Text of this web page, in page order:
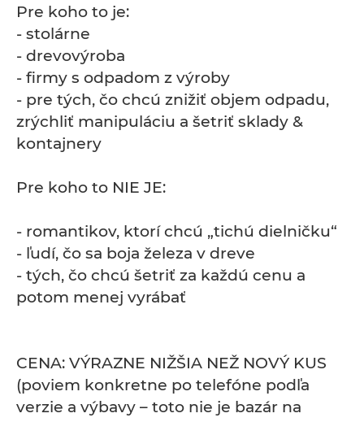
Pre koho to je:
- stolárne
- drevovýroba
- firmy s odpadom z výroby
- pre tých, čo chcú znižiť objem odpadu,
zrýchliť manipuláciu a šetriť sklady &
kontajnery
Pre koho to NIE JE:
- romantikov, ktorí chcú „tichú dielničku“
- ľudí, čo sa boja železa v dreve
- tých, čo chcú šetriť za každú cenu a
potom menej vyrábať
CENA: VÝRAZNE NIŽŠIA NEŽ NOVÝ KUS
(poviem konkretne po telefóne podľa
verzie a výbavy – toto nie je bazár na